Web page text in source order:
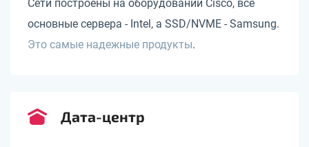
Сети построены на оборудовании Cisco, все
основные сервера - Intel, а SSD/NVME - Samsung.
Это самые надежные продукты.
Дата-центр